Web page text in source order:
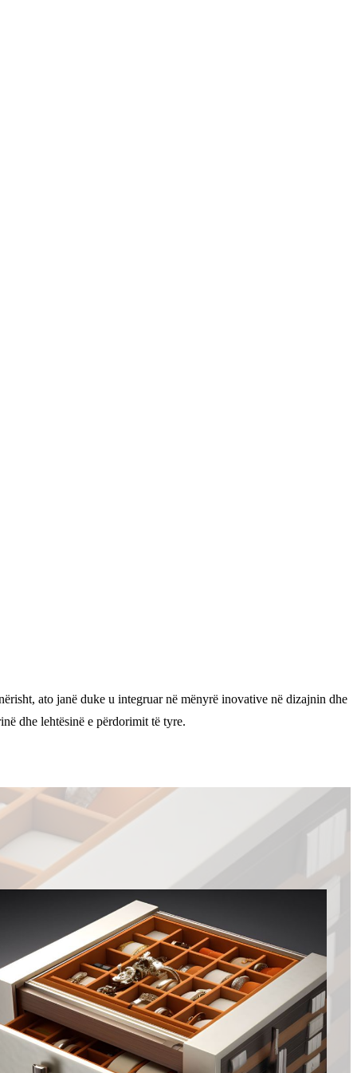
ato janë duke u integruar në mënyrë inovative në dizajnin dhe
dhe lehtësinë e përdorimit të tyre.